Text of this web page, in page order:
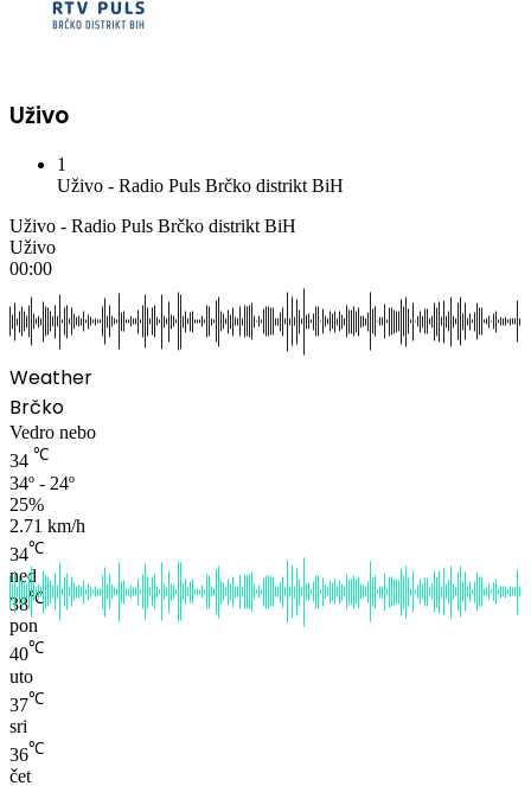
Uživo
1
Uživo - Radio Puls Brčko distrikt BiH
Uživo - Radio Puls Brčko distrikt BiH
Uživo
00:00
Weather
Brčko
Vedro nebo
34 ℃
34º - 24º
25%
2.71 km/h
34℃
ned
38℃
pon
40℃
uto
37℃
sri
36℃
čet